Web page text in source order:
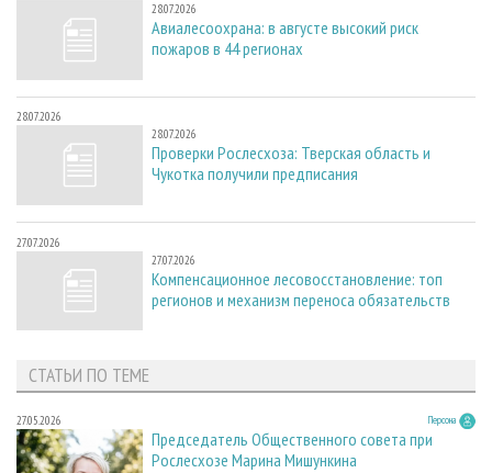
28.07.2026
Авиалесоохрана: в августе высокий риск
пожаров в 44 регионах
28.07.2026
28.07.2026
Проверки Рослесхоза: Тверская область и
Чукотка получили предписания
27.07.2026
27.07.2026
Компенсационное лесовосстановление: топ
регионов и механизм переноса обязательств
СТАТЬИ ПО ТЕМЕ
27.05.2026 Персона
Председатель Общественного совета при
Рослесхозе Марина Мишункина